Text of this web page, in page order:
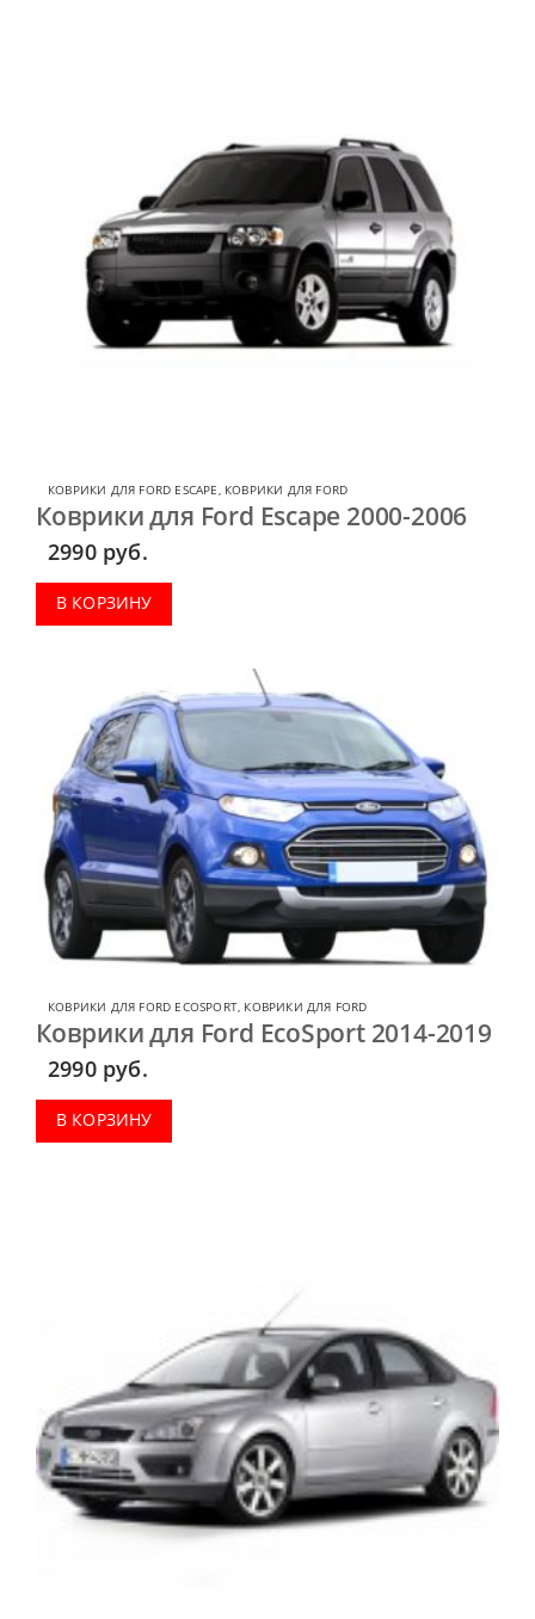
КОВРИКИ ДЛЯ FORD ESCAPE, КОВРИКИ ДЛЯ FORD
Коврики для Ford Escape 2000-2006
2990 руб.
В КОРЗИНУ
КОВРИКИ ДЛЯ FORD ECOSPORT, КОВРИКИ ДЛЯ FORD
Коврики для Ford EcoSport 2014-2019
2990 руб.
В КОРЗИНУ